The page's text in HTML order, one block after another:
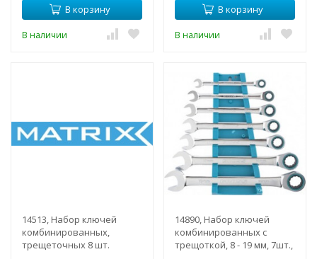
В корзину
В наличии
В корзину
В наличии
14513, Набор ключей
комбинированных,
трещеточных 8 шт.
14890, Набор ключей
комбинированных с
трещоткой, 8 - 19 мм, 7шт.,